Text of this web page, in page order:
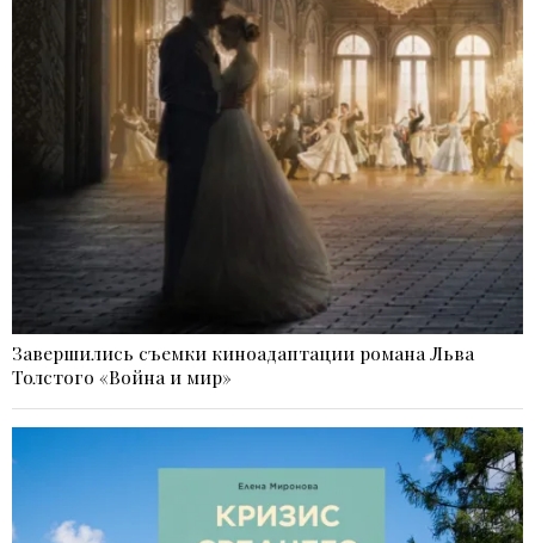
Завершились съемки киноадаптации романа Льва
Толстого «Война и мир»